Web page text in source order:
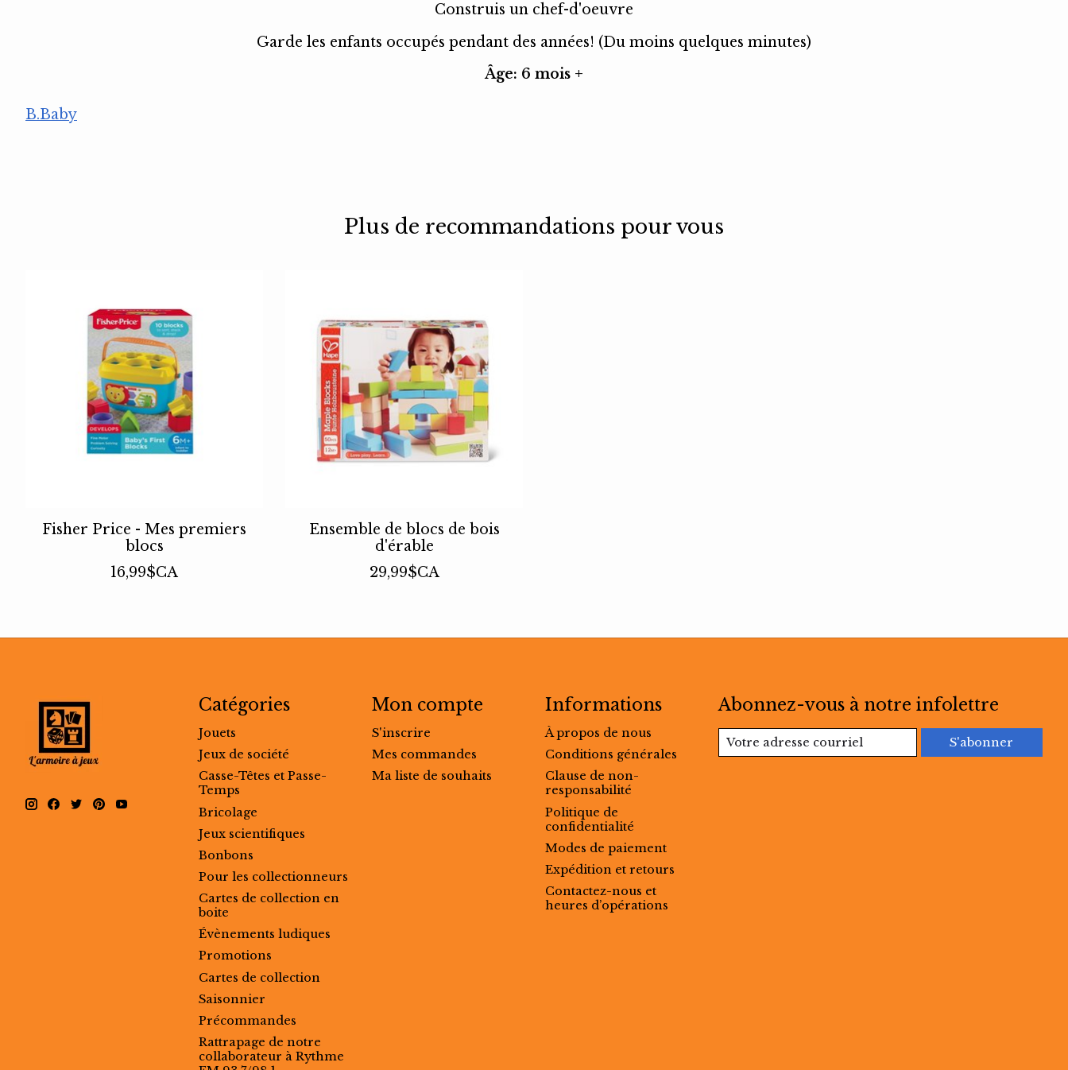
Construis un chef-d'oeuvre
Garde les enfants occupés pendant des années! (Du moins quelques minutes)
Âge: 6 mois +
B.Baby
Plus de recommandations pour vous
Fisher Price - Mes premiers
blocs
16,99$CA
Ensemble de blocs de bois
d'érable
29,99$CA
Catégories
Jouets
Jeux de société
Casse-Têtes et Passe-
Temps
Bricolage
Jeux scientifiques
Bonbons
Pour les collectionneurs
Cartes de collection en
boite
Évènements ludiques
Promotions
Cartes de collection
Saisonnier
Précommandes
Rattrapage de notre
collaborateur à Rythme
Mon compte
S'inscrire
Mes commandes
Ma liste de souhaits
Informations
À propos de nous
Conditions générales
Clause de non-
responsabilité
Politique de
confidentialité
Modes de paiement
Expédition et retours
Contactez-nous et
heures d’opérations
Abonnez-vous à notre infolettre
S'abonner